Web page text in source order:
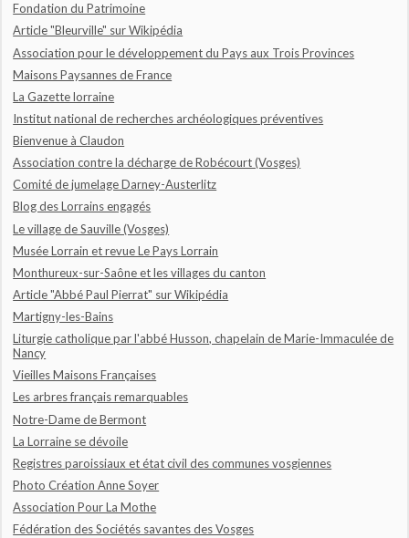
Fondation du Patrimoine
Article "Bleurville" sur Wikipédia
Association pour le développement du Pays aux Trois Provinces
Maisons Paysannes de France
La Gazette lorraine
Institut national de recherches archéologiques préventives
Bienvenue à Claudon
Association contre la décharge de Robécourt (Vosges)
Comité de jumelage Darney-Austerlitz
Blog des Lorrains engagés
Le village de Sauville (Vosges)
Musée Lorrain et revue Le Pays Lorrain
Monthureux-sur-Saône et les villages du canton
Article "Abbé Paul Pierrat" sur Wikipédia
Martigny-les-Bains
Liturgie catholique par l'abbé Husson, chapelain de Marie-Immaculée de
Nancy
Vieilles Maisons Françaises
Les arbres français remarquables
Notre-Dame de Bermont
La Lorraine se dévoile
Registres paroissiaux et état civil des communes vosgiennes
Photo Création Anne Soyer
Association Pour La Mothe
Fédération des Sociétés savantes des Vosges